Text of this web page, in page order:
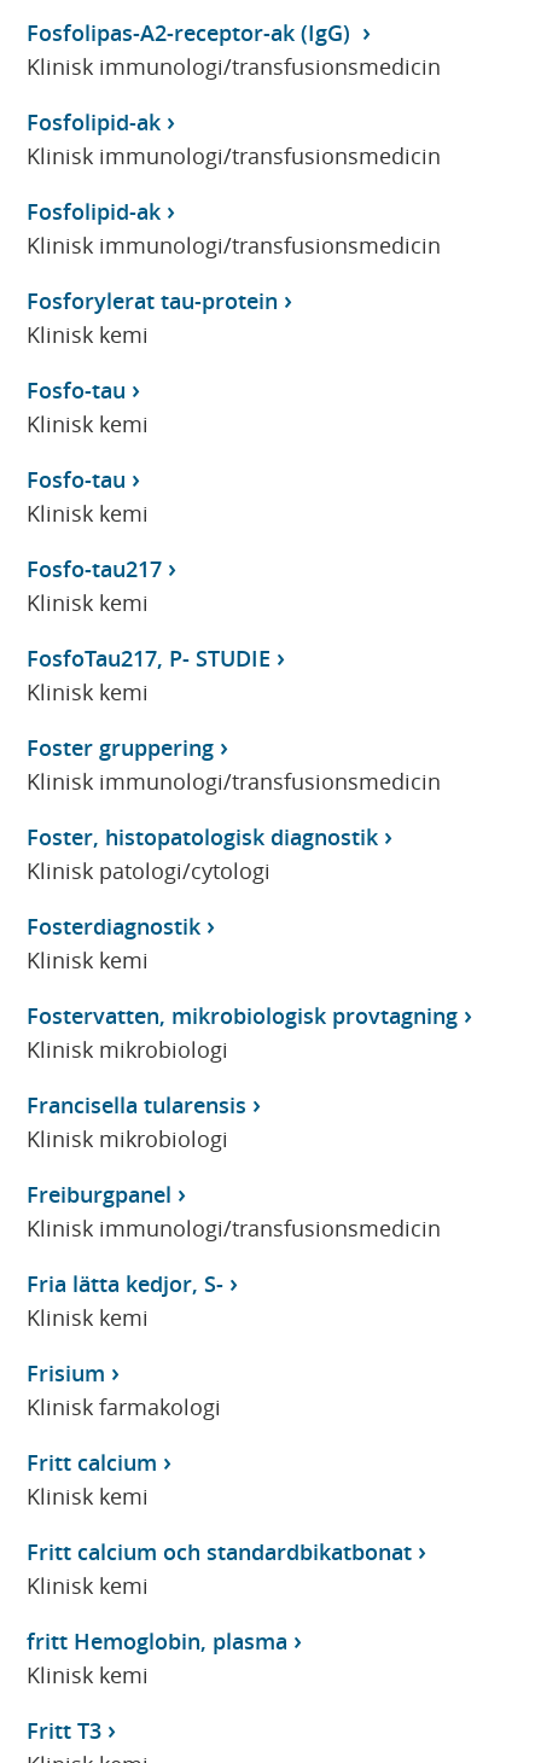
Fosfolipas-A2-receptor-ak (IgG)
Klinisk immunologi/transfusionsmedicin
Fosfolipid-ak
Klinisk immunologi/transfusionsmedicin
Fosfolipid-ak
Klinisk immunologi/transfusionsmedicin
Fosforylerat tau-protein
Klinisk kemi
Fosfo-tau
Klinisk kemi
Fosfo-tau
Klinisk kemi
Fosfo-tau217
Klinisk kemi
FosfoTau217, P- STUDIE
Klinisk kemi
Foster gruppering
Klinisk immunologi/transfusionsmedicin
Foster, histopatologisk diagnostik
Klinisk patologi/cytologi
Fosterdiagnostik
Klinisk kemi
Fostervatten, mikrobiologisk provtagning
Klinisk mikrobiologi
Francisella tularensis
Klinisk mikrobiologi
Freiburgpanel
Klinisk immunologi/transfusionsmedicin
Fria lätta kedjor, S-
Klinisk kemi
Frisium
Klinisk farmakologi
Fritt calcium
Klinisk kemi
Fritt calcium och standardbikatbonat
Klinisk kemi
fritt Hemoglobin, plasma
Klinisk kemi
Fritt T3